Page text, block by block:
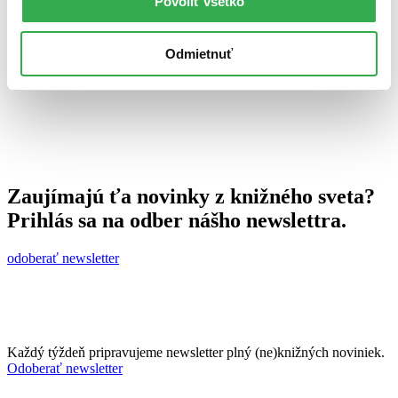
Odmietnuť
Zaujímajú ťa novinky z knižného sveta?
Prihlás sa na odber nášho newslettra.
odoberať newsletter
Každý týždeň pripravujeme newsletter plný (ne)knižných noviniek.
Odoberať newsletter